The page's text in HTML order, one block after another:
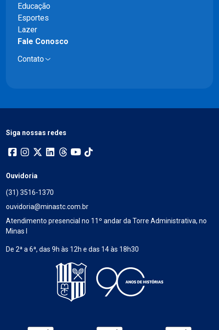
Educação
Esportes
Lazer
Fale Conosco
Contato
Siga nossas redes
Ouvidoria
(31) 3516-1370
ouvidoria@minastc.com.br
Atendimento presencial no 11º andar da Torre Administrativa, no
Minas I
De 2ª a 6ª, das 9h às 12h e das 14 às 18h30